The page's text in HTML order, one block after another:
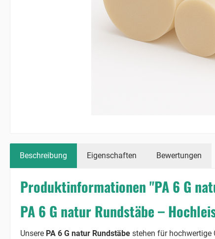
Beschreibung Eigenschaften Bewertungen
Produktinformationen "PA 6 G
PA 6 G natur Rundstäbe –
Unsere PA 6 G natur Rundstäbe stehen für hochwertige